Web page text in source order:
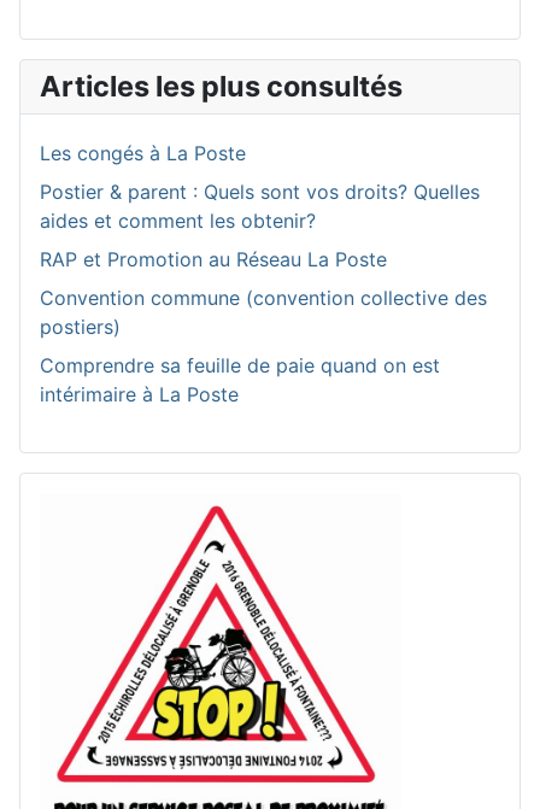
Articles les plus consultés
Les congés à La Poste
Postier & parent : Quels sont vos droits? Quelles
aides et comment les obtenir?
RAP et Promotion au Réseau La Poste
Convention commune (convention collective des
postiers)
Comprendre sa feuille de paie quand on est
intérimaire à La Poste